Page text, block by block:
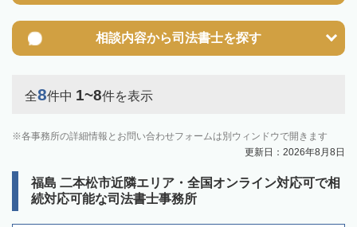
相談内容から司法書士を探す
全8件中 1~8件を表示
各事務所の詳細情報とお問い合わせフォームは別ウィンドウで開きます
更新日：2026年8月8日
福島 二本松市近隣エリア・全国オンライン対応可で相
続対応可能な司法書士事務所